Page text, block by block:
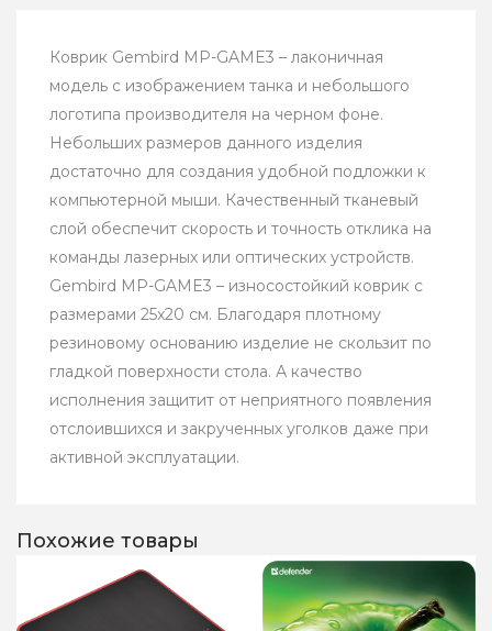
Коврик Gembird MP-GAME3 – лаконичная
модель с изображением танка и небольшого
логотипа производителя на черном фоне.
Небольших размеров данного изделия
достаточно для создания удобной подложки к
компьютерной мыши. Качественный тканевый
слой обеспечит скорость и точность отклика на
команды лазерных или оптических устройств.
Gembird MP-GAME3 – износостойкий коврик с
размерами 25x20 см. Благодаря плотному
резиновому основанию изделие не скользит по
гладкой поверхности стола. А качество
исполнения защитит от неприятного появления
отслоившихся и закрученных уголков даже при
активной эксплуатации.
Похожие товары